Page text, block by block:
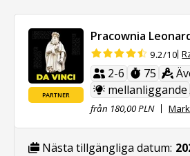
PARTNER
Pracownia
9.2/10
2-6 75
mellanliggande
från 180,00 PLN
Nästa tillgängliga datum: